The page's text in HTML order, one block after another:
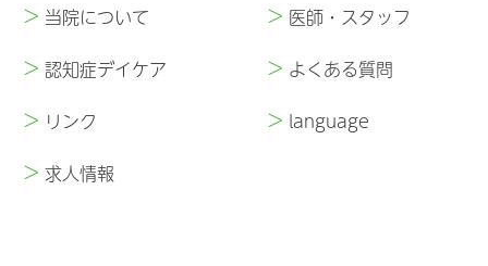
> 当院について > 医師・スタッフ
> 認知症デイケア > よくある質問
> リンク > language
> 求人情報